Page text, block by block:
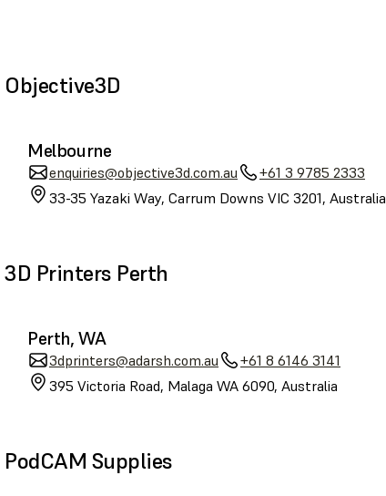
Objective3D
Melbourne
enquiries@objective3d.com.au
+61 3 9785 2333
33-35 Yazaki Way, Carrum Downs VIC 3201, Australia
3D Printers Perth
Perth, WA
3dprinters@adarsh.com.au
+61 8 6146 3141
395 Victoria Road, Malaga WA 6090, Australia
PodCAM Supplies